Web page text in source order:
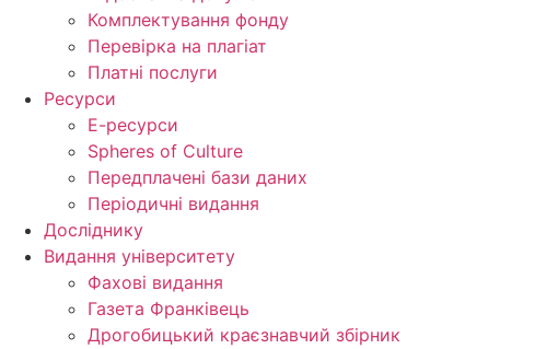
Комплектування фонду
Перевірка на плагіат
Платні послуги
Ресурси
Е-ресурси
Spheres of Culture
Передплачені бази даних
Періодичні видання
Досліднику
Видання університету
Фахові видання
Газета Франківець
Дрогобицький краєзнавчий збірник